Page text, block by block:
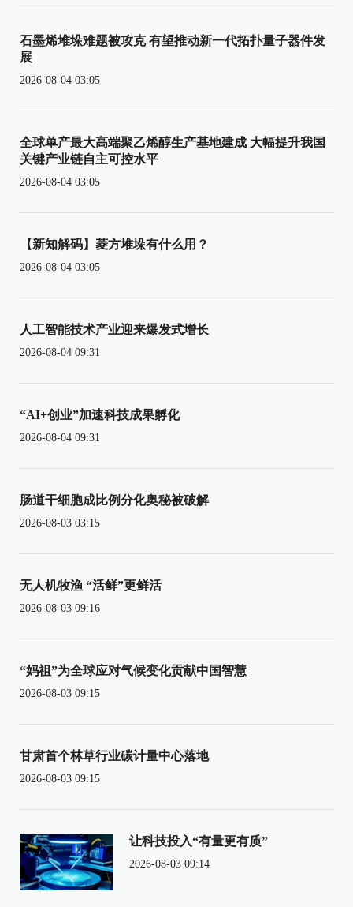
石墨烯堆垛难题被攻克 有望推动新一代拓扑量子器件发
展
2026-08-04 03:05
全球单产最大高端聚乙烯醇生产基地建成 大幅提升我国
关键产业链自主可控水平
2026-08-04 03:05
【新知解码】菱方堆垛有什么用？
2026-08-04 03:05
人工智能技术产业迎来爆发式增长
2026-08-04 09:31
“AI+创业”加速科技成果孵化
2026-08-04 09:31
肠道干细胞成比例分化奥秘被破解
2026-08-03 03:15
无人机牧渔 “活鲜”更鲜活
2026-08-03 09:16
“妈祖”为全球应对气候变化贡献中国智慧
2026-08-03 09:15
甘肃首个林草行业碳计量中心落地
2026-08-03 09:15
让科技投入“有量更有质”
2026-08-03 09:14